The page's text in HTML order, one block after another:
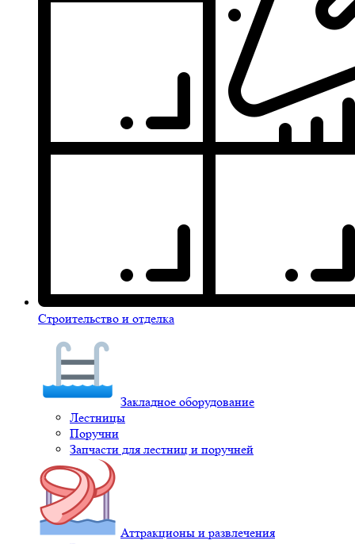
Строительство и отделка
Закладное оборудование
Лестницы
Поручни
Запчасти для лестниц и поручней
Аттракционы и развлечения